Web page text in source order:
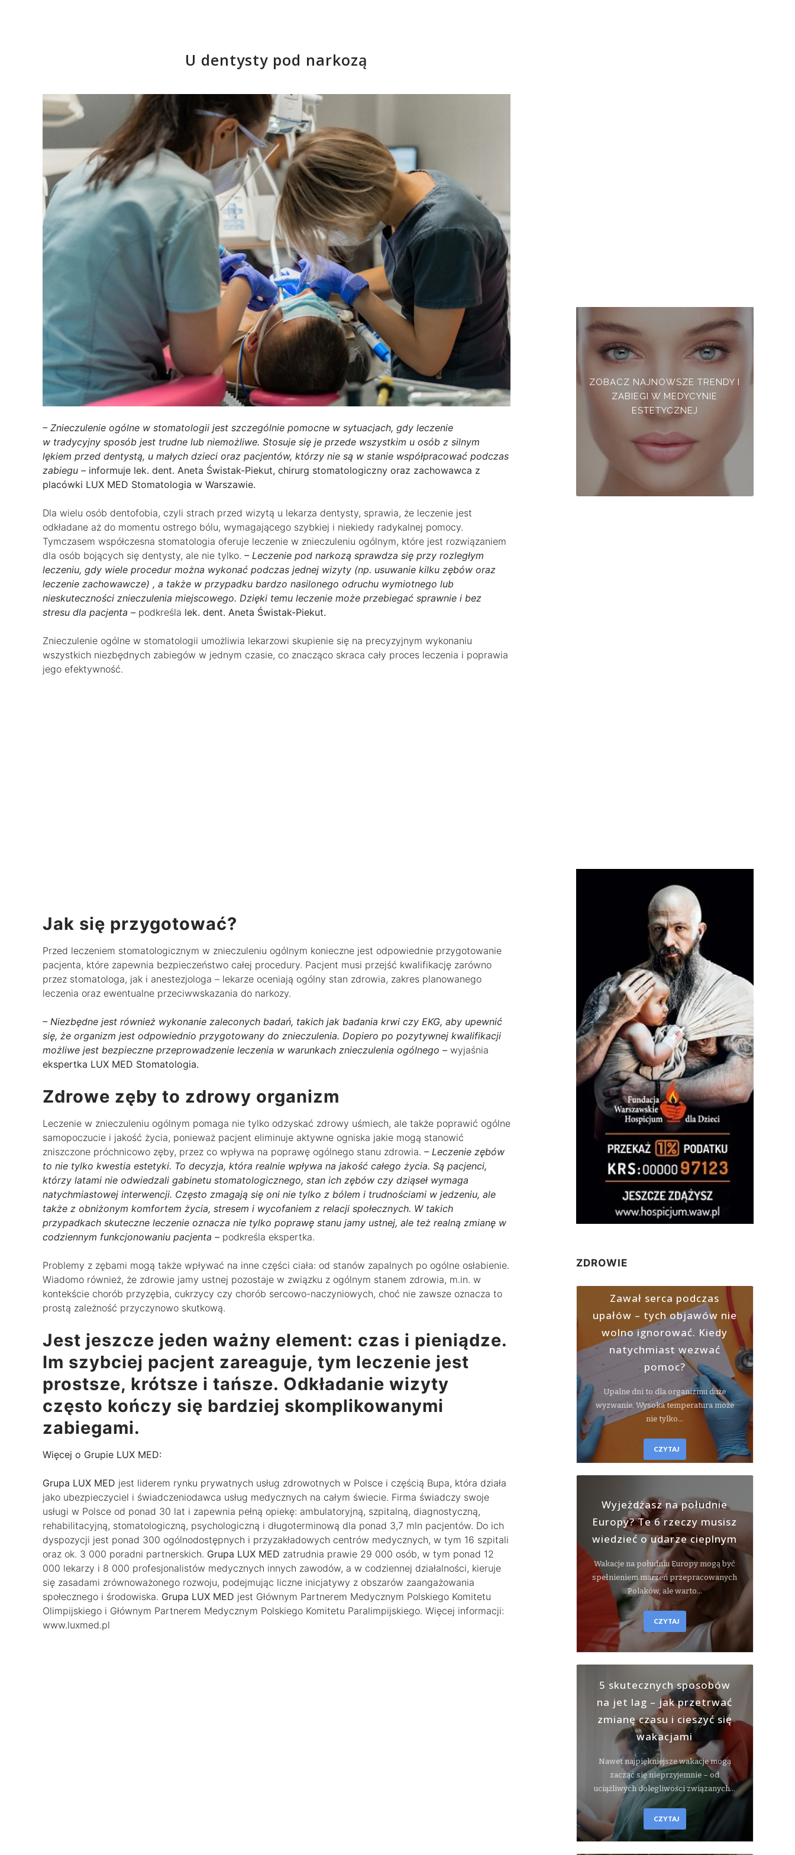
U dentysty pod narkozą
– Znieczulenie ogólne w stomatologii jest szczególnie pomocne w sytuacjach, gdy leczenie
w tradycyjny sposób jest trudne lub niemożliwe. Stosuje się je przede wszystkim u osób z silnym
lękiem przed dentystą, u małych dzieci oraz pacjentów, którzy nie są w stanie współpracować podczas
zabiegu – informuje lek. dent. Aneta Świstak-Piekut, chirurg stomatologiczny oraz zachowawca z
placówki LUX MED Stomatologia w Warszawie.
Dla wielu osób dentofobia, czyli strach przed wizytą u lekarza dentysty, sprawia, że leczenie jest
odkładane aż do momentu ostrego bólu, wymagającego szybkiej i niekiedy radykalnej pomocy.
Tymczasem współczesna stomatologia oferuje leczenie w znieczuleniu ogólnym, które jest rozwiązaniem
dla osób bojących się dentysty, ale nie tylko. – Leczenie pod narkozą sprawdza się przy rozległym
leczeniu, gdy wiele procedur można wykonać podczas jednej wizyty (np. usuwanie kilku zębów oraz
leczenie zachowawcze) , a także w przypadku bardzo nasilonego odruchu wymiotnego lub
nieskuteczności znieczulenia miejscowego. Dzięki temu leczenie może przebiegać sprawnie i bez
stresu dla pacjenta – podkreśla lek. dent. Aneta Świstak-Piekut.
Znieczulenie ogólne w stomatologii umożliwia lekarzowi skupienie się na precyzyjnym wykonaniu
wszystkich niezbędnych zabiegów w jednym czasie, co znacząco skraca cały proces leczenia i poprawia
jego efektywność.
Jak się przygotować?
Przed leczeniem stomatologicznym w znieczuleniu ogólnym konieczne jest odpowiednie przygotowanie
pacjenta, które zapewnia bezpieczeństwo całej procedury. Pacjent musi przejść kwalifikację zarówno
przez stomatologa, jak i anestezjologa – lekarze oceniają ogólny stan zdrowia, zakres planowanego
leczenia oraz ewentualne przeciwwskazania do narkozy.
– Niezbędne jest również wykonanie zaleconych badań, takich jak badania krwi czy EKG, aby upewnić
się, że organizm jest odpowiednio przygotowany do znieczulenia. Dopiero po pozytywnej kwalifikacji
możliwe jest bezpieczne przeprowadzenie leczenia w warunkach znieczulenia ogólnego – wyjaśnia
ekspertka LUX MED Stomatologia.
Zdrowe zęby to zdrowy organizm
Leczenie w znieczuleniu ogólnym pomaga nie tylko odzyskać zdrowy uśmiech, ale także poprawić ogólne
samopoczucie i jakość życia, ponieważ pacjent eliminuje aktywne ogniska jakie mogą stanowić
zniszczone próchnicowo zęby, przez co wpływa na poprawę ogólnego stanu zdrowia. – Leczenie zębów
to nie tylko kwestia estetyki. To decyzja, która realnie wpływa na jakość całego życia. Są pacjenci,
którzy latami nie odwiedzali gabinetu stomatologicznego, stan ich zębów czy dziąseł wymaga
natychmiastowej interwencji. Często zmagają się oni nie tylko z bólem i trudnościami w jedzeniu, ale
także z obniżonym komfortem życia, stresem i wycofaniem z relacji społecznych. W takich
przypadkach skuteczne leczenie oznacza nie tylko poprawę stanu jamy ustnej, ale też realną zmianę w
codziennym funkcjonowaniu pacjenta – podkreśla ekspertka.
Problemy z zębami mogą także wpływać na inne części ciała: od stanów zapalnych po ogólne osłabienie.
Wiadomo również, że zdrowie jamy ustnej pozostaje w związku z ogólnym stanem zdrowia, m.in. w
kontekście chorób przyzębia, cukrzycy czy chorób sercowo-naczyniowych, choć nie zawsze oznacza to
prostą zależność przyczynowo skutkową.
Jest jeszcze jeden ważny element: czas i pieniądze.
Im szybciej pacjent zareaguje, tym leczenie jest
prostsze, krótsze i tańsze. Odkładanie wizyty
często kończy się bardziej skomplikowanymi
zabiegami.
Więcej o Grupie LUX MED:
Grupa LUX MED jest liderem rynku prywatnych usług zdrowotnych w Polsce i częścią Bupa, która działa
jako ubezpieczyciel i świadczeniodawca usług medycznych na całym świecie. Firma świadczy swoje
usługi w Polsce od ponad 30 lat i zapewnia pełną opiekę: ambulatoryjną, szpitalną, diagnostyczną,
rehabilitacyjną, stomatologiczną, psychologiczną i długoterminową dla ponad 3,7 mln pacjentów. Do ich
dyspozycji jest ponad 300 ogólnodostępnych i przyzakładowych centrów medycznych, w tym 16 szpitali
oraz ok. 3 000 poradni partnerskich. Grupa LUX MED zatrudnia prawie 29 000 osób, w tym ponad 12
000 lekarzy i 8 000 profesjonalistów medycznych innych zawodów, a w codziennej działalności, kieruje
się zasadami zrównoważonego rozwoju, podejmując liczne inicjatywy z obszarów zaangażowania
społecznego i środowiska. Grupa LUX MED jest Głównym Partnerem Medycznym Polskiego Komitetu
Olimpijskiego i Głównym Partnerem Medycznym Polskiego Komitetu Paralimpijskiego. Więcej informacji:
www.luxmed.pl
ZOBACZ NAJNOWSZE TRENDY I
ZABIEGI W MEDYCYNIE
ESTETYCZNEJ
ZDROWIE
Zawał serca podczas
upałów – tych objawów nie
wolno ignorować. Kiedy
natychmiast wezwać
pomoc?
Upalne dni to dla organizmu duże
wyzwanie. Wysoka temperatura może
nie tylko…
CZYTAJ
Wyjeżdżasz na południe
Europy? Te 6 rzeczy musisz
wiedzieć o udarze cieplnym
Wakacje na południu Europy mogą być
spełnieniem marzeń przepracowanych
Polaków, ale warto…
CZYTAJ
5 skutecznych sposobów
na jet lag – jak przetrwać
zmianę czasu i cieszyć się
wakacjami
Nawet najpiękniejsze wakacje mogą
zacząć się nieprzyjemnie – od
uciążliwych dolegliwości związanych…
CZYTAJ